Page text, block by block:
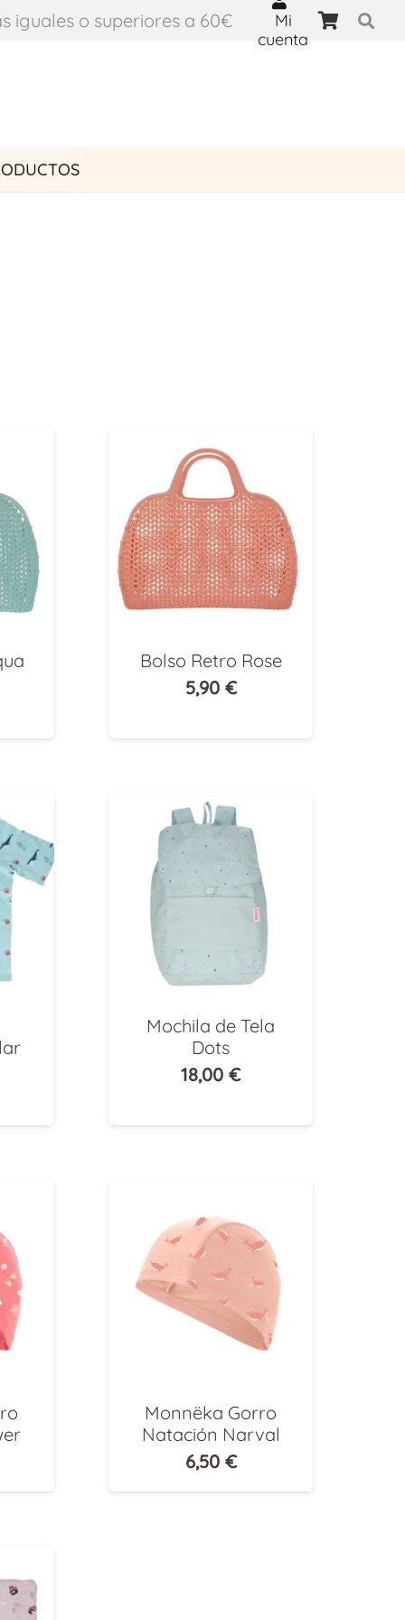
iguales o superiores a 60€
Mi
cuenta
Bolso Retro Rose
5,90 €
Mochila de Tela
Dots
18,00€
Monnëka Gorro
Natación Narval
6,50 €